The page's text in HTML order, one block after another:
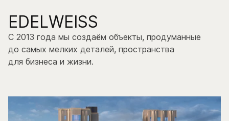
EDELWEISS
С 2013 года мы создаём объекты, продуманные
до самых мелких деталей, пространства
для бизнеса и жизни.